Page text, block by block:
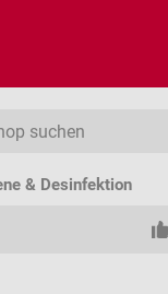
& Desinfektion